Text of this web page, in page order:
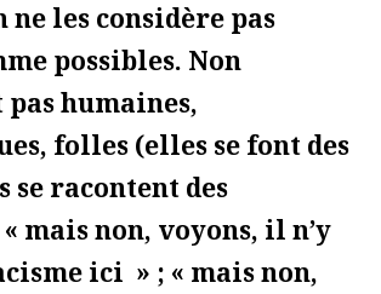
ne les considère pas
possibles. Non
humaines,
folles (elles se font des
se racontent des
mais non, voyons, il n’y
ici » ; « mais non,